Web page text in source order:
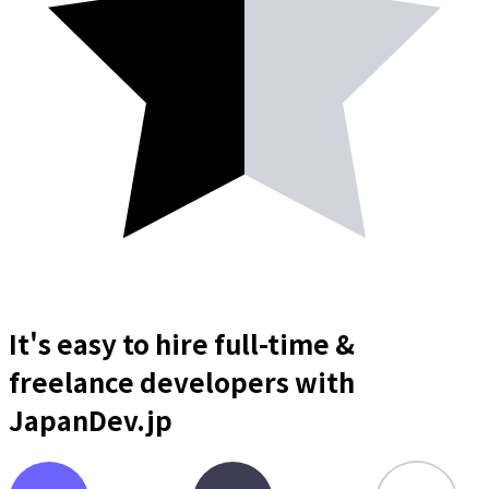
It's easy to hire full-time &
freelance developerswith
JapanDev.jp